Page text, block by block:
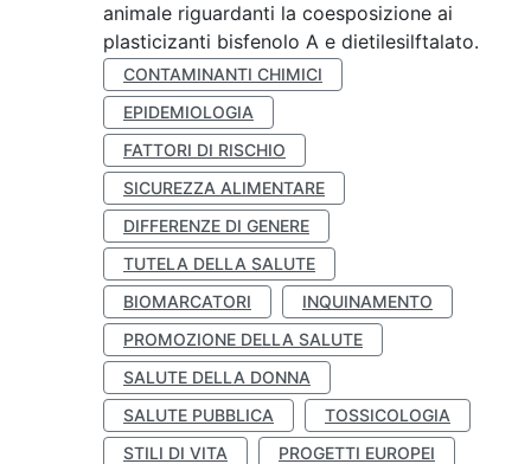
animale riguardanti la coesposizione ai
plasticizanti bisfenolo A e dietilesilftalato.
CONTAMINANTI CHIMICI
EPIDEMIOLOGIA
FATTORI DI RISCHIO
SICUREZZA ALIMENTARE
DIFFERENZE DI GENERE
TUTELA DELLA SALUTE
BIOMARCATORI
INQUINAMENTO
PROMOZIONE DELLA SALUTE
SALUTE DELLA DONNA
SALUTE PUBBLICA
TOSSICOLOGIA
STILI DI VITA
PROGETTI EUROPEI